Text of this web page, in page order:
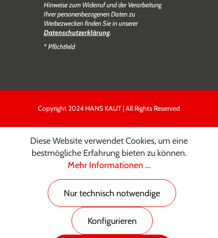
Hinweise zum Widerruf und der Verarbeitung
Ihrer personenbezogenen Daten zu
Werbezwecken finden Sie in unserer
Datenschutzerklärung.
* Pflichtfeld
Copyright 2024 HANS KAUT | All Rights Reserved
Diese Website verwendet Cookies, um eine
bestmögliche Erfahrung bieten zu können.
Mehr Informationen ...
Nur technisch notwendige
Konfigurieren